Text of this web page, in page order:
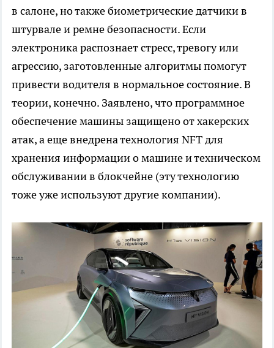
в салоне, но также биометрические датчики в
штурвале и ремне безопасности. Если
электроника распознает стресс, тревогу или
агрессию, заготовленные алгоритмы помогут
привести водителя в нормальное состояние. В
теории, конечно. Заявлено, что программное
обеспечение машины защищено от хакерских
атак, а еще внедрена технология NFT для
хранения информации о машине и техническом
обслуживании в блокчейне (эту технологию
тоже уже используют другие компании).